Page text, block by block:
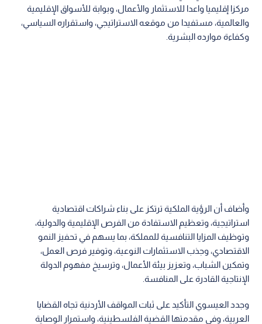
مركزا إقليميا واعدا للاستثمار والأعمال، وبوابة للأسواق الإقليمية
والعالمية، مستفيدا من موقعه الاستراتيجي، واستقراره السياسي،
وكفاءة موارده البشرية.
وأضاف أن الرؤية الملكية ترتكز على بناء شراكات اقتصادية
استراتيجية، وتعظيم الاستفادة من الفرص الإقليمية والدولية،
وتوظيف المزايا التنافسية للمملكة، بما يسهم في تحفيز النمو
الاقتصادي، وجذب الاستثمارات النوعية، وتوفير فرص العمل،
وتمكين الشباب، وتعزيز بيئة الأعمال، وترسيخ مفهوم الدولة
الإنتاجية القادرة على المنافسة.
وجدد العيسوي التأكيد على ثبات المواقف الأردنية تجاه القضايا
العربية، وفي مقدمتها القضية الفلسطينية، واستمرار الوصاية